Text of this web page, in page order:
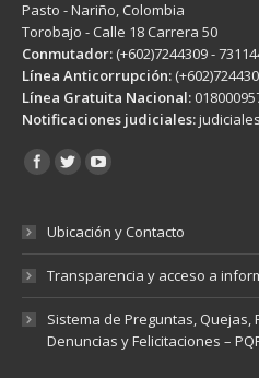
Pasto - Nariño, Colombia
Torobajo - Calle 18 Carrera 50
Conmutador: (+602)7244309 -
Línea Anticorrupción:
Línea Gratuita Nacional:
Notificaciones judiciales:
Encuéntranos en:
Ubicación y Contacto
Transparencia y acceso a
Sistema de Preguntas, Quejas,
Denuncias y Felicitaciones –